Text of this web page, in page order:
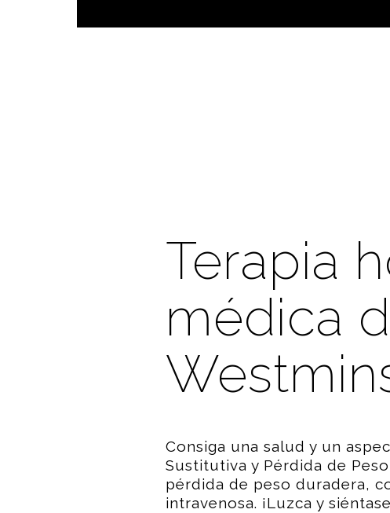
Terapia
médica
Consiga una salud y un
Sustitutiva y Pérdida de
pérdida de peso duradera,
intravenosa. ¡Luzca y